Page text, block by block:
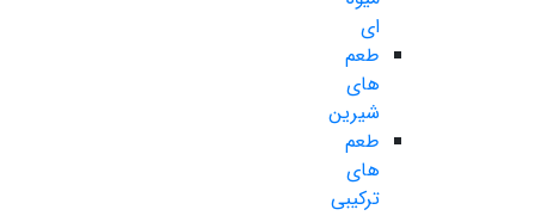
ای
طعم
های
شیرین
طعم
های
ترکیبی